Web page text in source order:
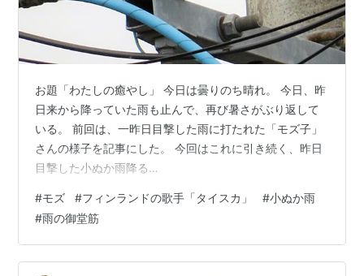
お題「わたしの癒やし」 今日は曇りのち晴れ。 今日、昨
日来から降っていた雨も止んで、再び暑さがぶり返して
いる。 前回は、一昨日目撃した雨に打たれた「モズ子」
さんの様子を記事にした。 今回はこれに引き続く、昨日
目撃した小ぬか雨降る
での「モズ子」さんの様子を見てみる。 「モズ子」さん
は、一昨日同様に昨日も、田んぼ周辺の電線等を飛び回
って餌探しをしていた。しかし、餌を確保した様子は窺
えなかった。 その様子は次の写真（Twitter投稿を含め、
#モズ #フィンランドの歌手「タイスカ」 #小ぬか雨
#雨の御堂筋